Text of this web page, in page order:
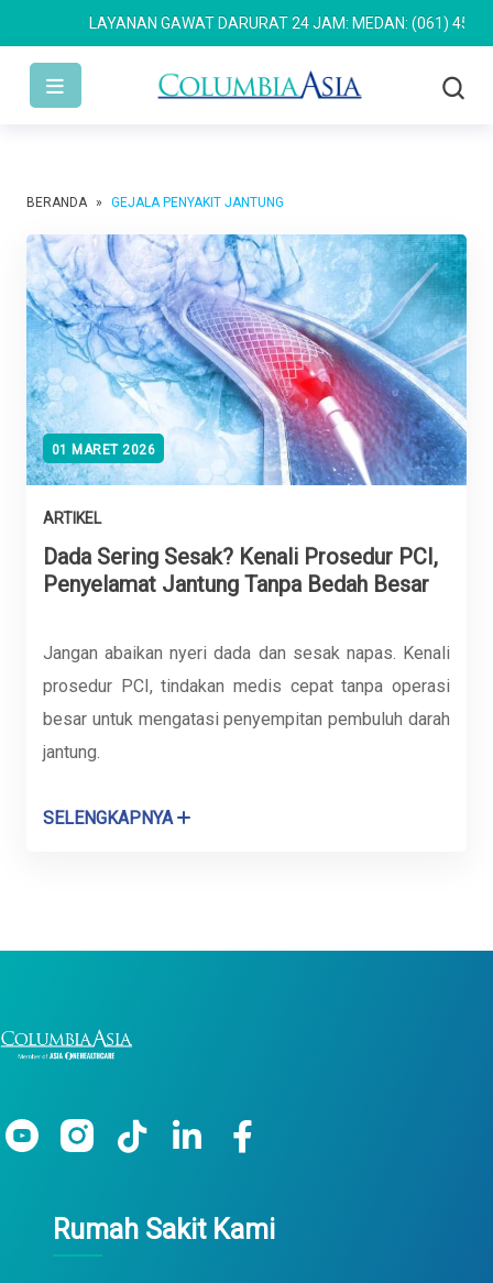
LAYANAN GAWAT DARURAT 24 JAM: MEDAN: (061) 4533
BERANDA » GEJALA PENYAKIT JANTUNG
01 MARET 2026
ARTIKEL
Dada Sering Sesak? Kenali Prosedur PCI,
Penyelamat Jantung Tanpa Bedah Besar
Jangan abaikan nyeri dada dan sesak napas. Kenali
prosedur PCI, tindakan medis cepat tanpa operasi
besar untuk mengatasi penyempitan pembuluh darah
jantung.
SELENGKAPNYA
Rumah Sakit Kami